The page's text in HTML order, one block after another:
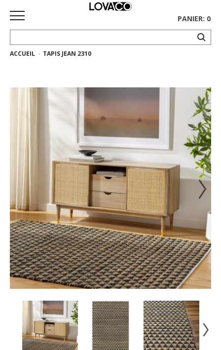
ACCUEIL
Collection
complète
Ethnicraft
Collection
Gus*
Tapis
Vente
démonstrateurs
Luminaires
Miroirs
COMPTE
LISTE
DE
SOUHAITS
PANIER: 0
ACCUEIL TAPIS JEAN 2310